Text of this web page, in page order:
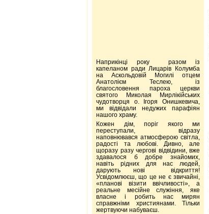
Наприкінці року разом із
капеланом ради Лицарів Колумба
на Аскольдовій Могилі отцем
Анатолієм Теслею, із
благословення пароха церкви
святого Миколая Мирлікійських
чудотворця о. Ігоря Онишкевича,
ми відвідали недужих парафіян
нашого храму.
Кожен дім, поріг якого ми
переступали, відразу
наповнювався атмосферою світла,
радості та любові. Дивно, але
щоразу разу чергові відвідини, вже
здавалося б добре знайомих,
навіть рідних для нас людей,
дарують нові відкриття!
Усвідомлюєш, що це не є звичайні,
«планові візити ввічливості», а
реальне месійне служіння, яке
власне і робить нас мирян
справжніми християнами. Тільки
жертвуючи набуваєш.